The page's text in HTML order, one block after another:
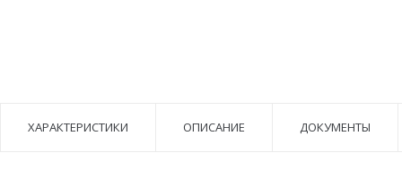
ХАРАКТЕРИСТИКИ ОПИСАНИЕ ДОКУМЕНТЫ